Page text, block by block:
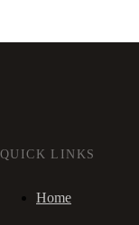
QUICK LINKS
Home